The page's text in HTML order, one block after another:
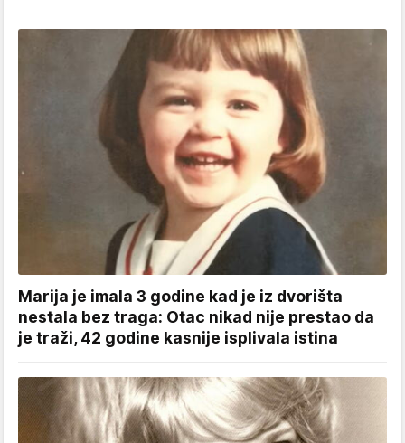
Marija je imala 3 godine kad je iz dvorišta
nestala bez traga: Otac nikad nije prestao da
je traži, 42 godine kasnije isplivala istina